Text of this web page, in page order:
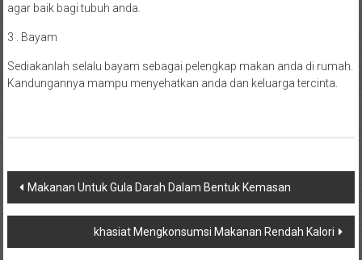
agar baik bagi tubuh anda.
3 . Bayam
Sediakanlah selalu bayam sebagai pelengkap makan anda di rumah.
Kandungannya mampu menyehatkan anda dan keluarga tercinta.
Navigasi
pos
Makanan Untuk Gula Darah Dalam Bentuk Kemasan
khasiat Mengkonsumsi Makanan Rendah Kalori